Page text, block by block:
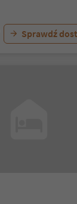
Sprawdź